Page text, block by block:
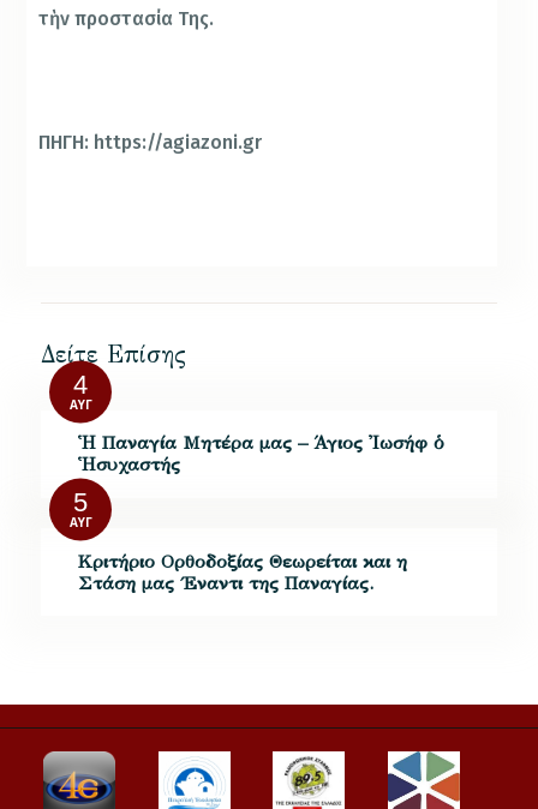
τὴν προστασία Της.
ΠΗΓΗ: https://agiazoni.gr
Δείτε Επίσης
4
ΑΥΓ
Ἡ Παναγία Μητέρα μας – Άγιος Ἰωσήφ ὁ
Ἡσυχαστής
5
ΑΥΓ
Kριτήριο Oρθοδοξίας Θεωρείται και η
Στάση μας ΄Εναντι της Παναγίας.